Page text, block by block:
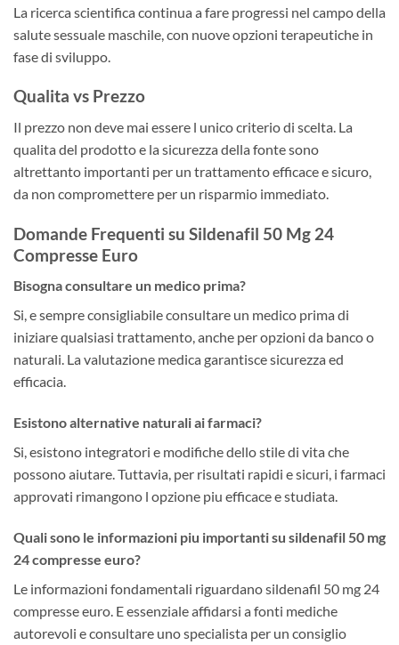
La ricerca scientifica continua a fare progressi nel campo della
salute sessuale maschile, con nuove opzioni terapeutiche in
fase di sviluppo.
Qualita vs Prezzo
Il prezzo non deve mai essere l unico criterio di scelta. La
qualita del prodotto e la sicurezza della fonte sono
altrettanto importanti per un trattamento efficace e sicuro,
da non compromettere per un risparmio immediato.
Domande Frequenti su Sildenafil 50 Mg 24
Compresse Euro
Bisogna consultare un medico prima?
Si, e sempre consigliabile consultare un medico prima di
iniziare qualsiasi trattamento, anche per opzioni da banco o
naturali. La valutazione medica garantisce sicurezza ed
efficacia.
Esistono alternative naturali ai farmaci?
Si, esistono integratori e modifiche dello stile di vita che
possono aiutare. Tuttavia, per risultati rapidi e sicuri, i farmaci
approvati rimangono l opzione piu efficace e studiata.
Quali sono le informazioni piu importanti su sildenafil 50 mg
24 compresse euro?
Le informazioni fondamentali riguardano sildenafil 50 mg 24
compresse euro. E essenziale affidarsi a fonti mediche
autorevoli e consultare uno specialista per un consiglio